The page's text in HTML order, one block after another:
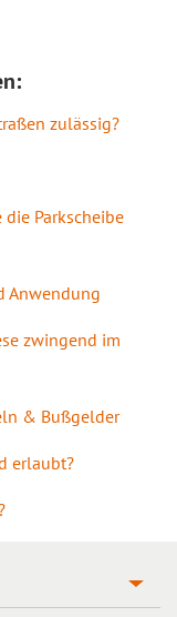
zulässig?
Parkscheibe
Anwendung
zwingend im
& Bußgelder
erlaubt?